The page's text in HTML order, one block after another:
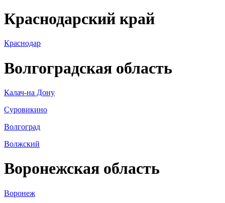
Краснодарский край
Краснодар
Волгоградская область
Калач-на Дону
Суровикино
Волгоград
Волжский
Воронежская область
Воронеж